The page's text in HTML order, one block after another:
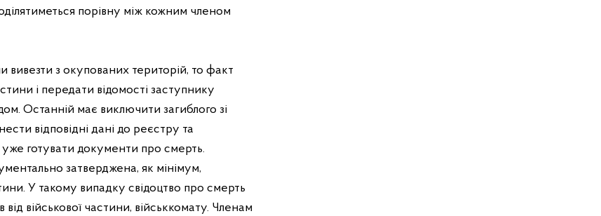
порівну між кожним членом
вивезти з окупованих територій, то факт
і передати відомості заступнику
Останній має виключити загиблого зі
відповідні дані до реєстру та
уже готувати документи про смерть.
затверджена, як мінімум,
У такому випадку свідоцтво про смерть
військової частини, військкомату. Членам